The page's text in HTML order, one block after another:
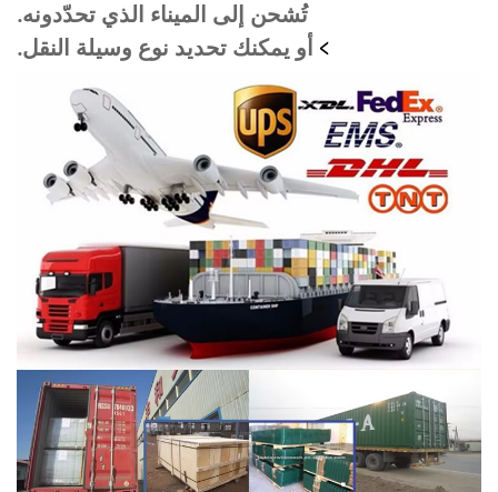
تُشحن إلى الميناء الذي تحدّدونه.
أو يمكنك تحديد نوع وسيلة النقل.